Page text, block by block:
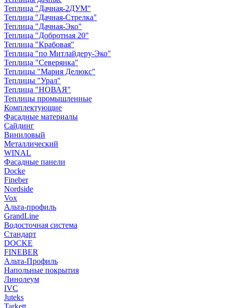
Теплица "Дачная-2ДУМ"
Теплица "Дачная-Стрелка"
Теплица "Дачная-Эко"
Теплица "Добротная 20"
Теплица "Крабовая"
Теплица "по Митлайдеру-Эко"
Теплица "Северянка"
Теплицы "Мария Делюкс"
Теплицы "Урал"
Теплица "НОВАЯ"
Теплицы промышленные
Комплектующие
Фасадные материалы
Сайдинг
Виниловый
Металлический
WINAL
Фасадные панели
Docke
Fineber
Nordside
Vox
Альта-профиль
GrandLine
Водосточная система
Стандарт
DOCKE
FINEBER
Альта-Профиль
Напольные покрытия
Линолеум
IVC
Juteks
Tarkett